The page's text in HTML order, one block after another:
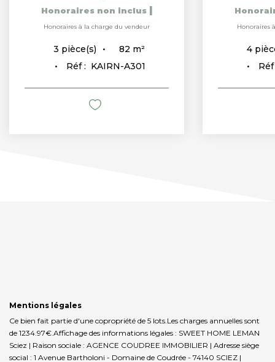
Honoraires non inclus |
Honoraires à la charge du vendeur
3 pièce(s) 82 m²
Réf : KAIRN-A301
Honoraires
4
Mentions légales
Ce bien fait partie d'une copropriété de 5 lots.Les charges annuelles sont
de 1234.97€. Affichage des informations légales : SWEET HOME LEMAN
Sciez | Raison sociale : AGENCE COUDREE IMMOBILIER | Adresse siège
social : 1 Avenue Bartholoni - Domaine de Coudrée - 74140 SCIEZ |